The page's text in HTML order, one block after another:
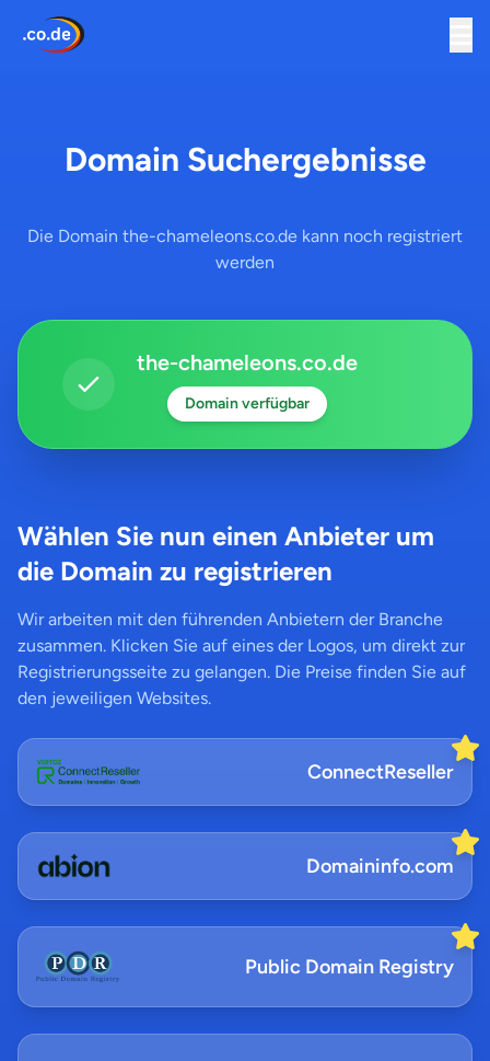
Domain Suchergebnisse
Die Domain the-chameleons.co.de kann noch registriert
werden
the-chameleons.co.de
Domain verfügbar
Wählen Sie nun einen Anbieter um
die Domain zu registrieren
Wir arbeiten mit den führenden Anbietern der Branche
zusammen. Klicken Sie auf eines der Logos, um direkt zur
Registrierungsseite zu gelangen. Die Preise finden Sie auf
den jeweiligen Websites.
ConnectReseller
Domaininfo.com
Public Domain Registry